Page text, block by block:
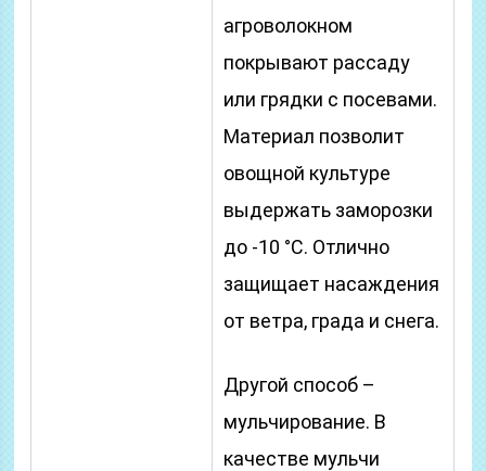
агроволокном
покрывают рассаду
или грядки с посевами.
Материал позволит
овощной культуре
выдержать заморозки
до -10 °C. Отлично
защищает насаждения
от ветра, града и снега.
Другой способ –
мульчирование. В
качестве мульчи